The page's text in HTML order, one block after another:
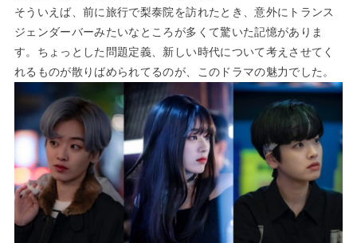
そういえば、前に旅行で梨泰院を訪れたとき、意外にトランス
ジェンダーバーみたいなところが多くて驚いた記憶がありま
す。ちょっとした問題定義、新しい時代について考えさせてく
れるものが散りばめられてるのが、このドラマの魅力でした。